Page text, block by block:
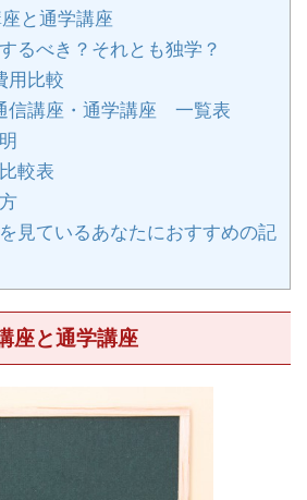
と通学講座
るべき？それとも独学？
用比較
講座・通学講座 一覧表
較表
見ているあなたにおすすめの記
座と通学講座